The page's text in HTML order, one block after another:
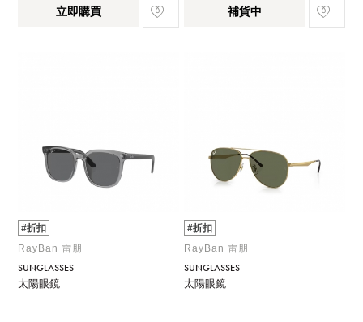
立即購買 補貨中
#折扣
RayBan 雷朋
SUNGLASSES
太陽眼鏡
#折扣
RayBan 雷朋
SUNGLASSES
太陽眼鏡